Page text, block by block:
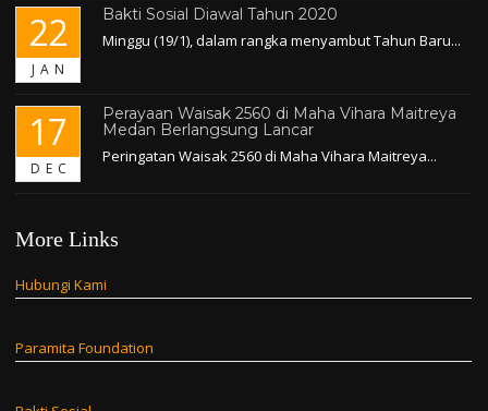
22
JAN
Bakti Sosial Diawal Tahun 2020
Minggu (19/1), dalam rangka menyambut Tahun Baru...
17
DEC
Perayaan Waisak 2560 di Maha Vihara Maitreya
Medan Berlangsung Lancar
Peringatan Waisak 2560 di Maha Vihara Maitreya...
More Links
Hubungi Kami
Paramita Foundation